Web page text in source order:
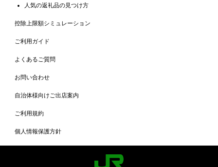
人気の返礼品の見つけ方
控除上限額シミュレーション
ご利用ガイド
よくあるご質問
お問い合わせ
自治体様向けご出店案内
ご利用規約
個人情報保護方針